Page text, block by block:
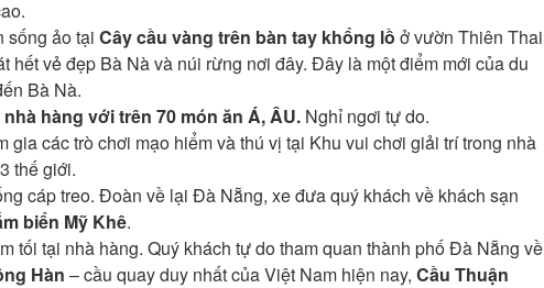
sống ảo tại Cây cầu vàng trên bàn tay khổng lồ ở vườn Thiên Thai
hết vẻ đẹp Bà Nà và núi rừng nơi đây. Đây là một điểm mới của du
Bà Nà.
hàng với trên 70 món ăn Á, ÂU. Nghỉ ngơi tự do.
gia các trò chơi mạo hiểm và thú vị tại Khu vui chơi giải trí trong nhà
thế giới.
cáp treo. Đoàn về lại Đà Nẵng, xe đưa quý khách về khách sạn
biển Mỹ Khê.
tối tại nhà hàng. Quý khách tự do tham quan thành phố Đà Nẵng về
Hàn – cầu quay duy nhất của Việt Nam hiện nay, Cầu Thuận